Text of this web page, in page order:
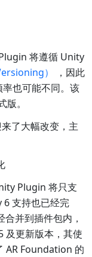
将遵循 Unity
）
，因此
率也可能不同。该
。
了大幅改变，主
Plugin 将只支
支持也已经完
并到插件包内，
及更新版本，其使
AR Foundation 的